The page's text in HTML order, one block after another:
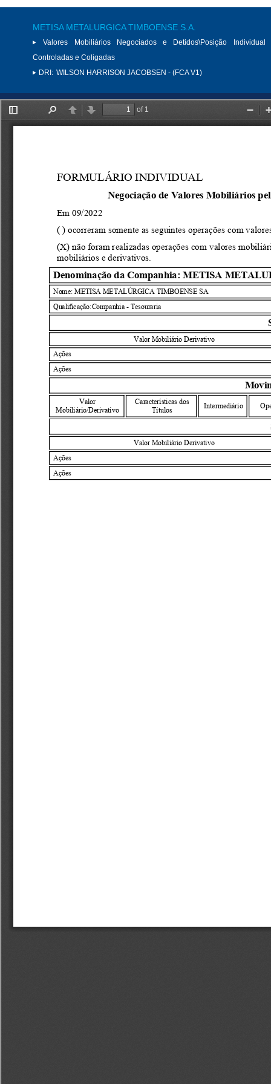
METISA METALURGICA TIMBOENSE S.A.
Valores Mobiliários Negociados e Detidos\Posição
Controladas e Coligadas
DRI: WILSON HARRISON JACOBSEN - (FCA V1)